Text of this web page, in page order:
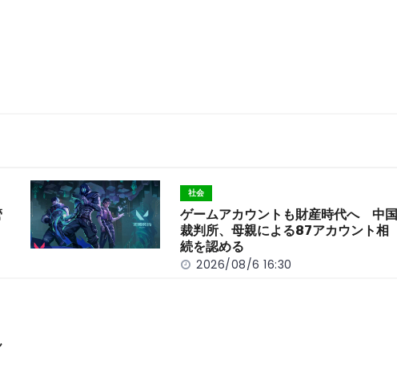
社会
ゲームアカウントも財産時代へ 中国
裁判所、母親による87アカウント相
続を認める
2026/08/6 16:30